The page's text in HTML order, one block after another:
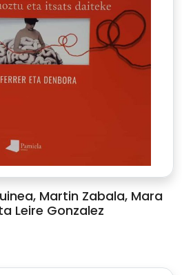
Martin Zabala, Mara
Leire Gonzalez